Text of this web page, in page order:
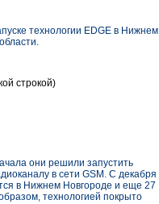
технологии EDGE в Нижнем
строкой)
они решили запустить
в сети GSM. С декабря
в Нижнем Новгороде и еще 27
технологией покрыто